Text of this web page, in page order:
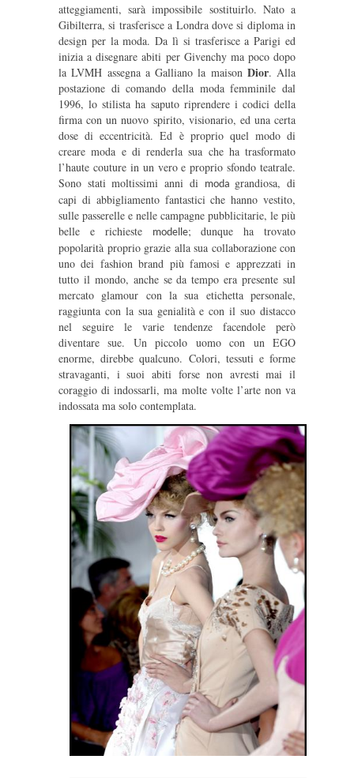
atteggiamenti, sarà impossibile sostituirlo. Nato a
Gibilterra, si trasferisce a Londra dove si diploma in
design per la moda. Da lì si trasferisce a Parigi ed
inizia a disegnare abiti per Givenchy ma poco dopo
la LVMH assegna a Galliano la maison Dior. Alla
postazione di comando della moda femminile dal
1996, lo stilista ha saputo riprendere i codici della
firma con un nuovo spirito, visionario, ed una certa
dose di eccentricità. Ed è proprio quel modo di
creare moda e di renderla sua che ha trasformato
l’haute couture in un vero e proprio sfondo teatrale.
Sono stati moltissimi anni di
moda grandiosa, di
capi di abbigliamento fantastici che hanno vestito,
sulle passerelle e nelle campagne pubblicitarie, le più
belle e richieste
modelle; dunque ha trovato
popolarità proprio grazie alla sua collaborazione con
uno dei fashion brand più famosi e apprezzati in
tutto il mondo, anche se da tempo era presente sul
mercato glamour con la sua etichetta personale,
raggiunta con la sua genialità e con il suo distacco
nel seguire le varie tendenze facendole però
diventare sue. Un piccolo uomo con un EGO
enorme, direbbe qualcuno. Colori, tessuti e forme
stravaganti, i suoi abiti forse non avresti mai il
coraggio di indossarli, ma molte volte l’arte non va
indossata ma solo contemplata.